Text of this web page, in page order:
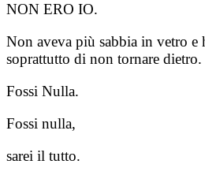
NON ERO IO.
Non aveva più sabbia in vetro e
soprattutto di non tornare dietro.
Fossi Nulla.
Fossi nulla,
sarei il tutto.